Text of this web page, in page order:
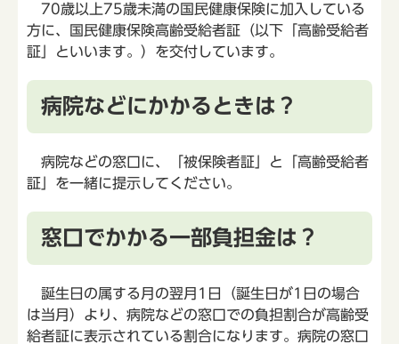
70歳以上75歳未満の国民健康保険に加入している
方に、国民健康保険高齢受給者証（以下「高齢受給者
証」といいます。）を交付しています。
病院などにかかるときは？
病院などの窓口に、「被保険者証」と「高齢受給者
証」を一緒に提示してください。
窓口でかかる一部負担金は？
誕生日の属する月の翌月1日（誕生日が1日の場合
は当月）より、病院などの窓口での負担割合が高齢受
給者証に表示されている割合になります。病院の窓口